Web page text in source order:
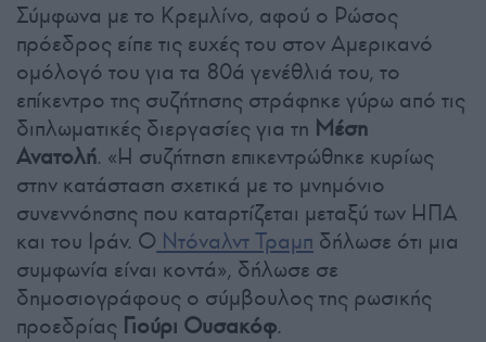
Σύμφωνα με το Κρεμλίνο, αφού ο Ρώσος
πρόεδρος είπε τις ευχές του στον Αμερικανό
ομόλογό του για τα 80ά γενέθλιά του, το
επίκεντρο της συζήτησης στράφηκε γύρω από τις
διπλωματικές διεργασίες για τη Μέση
Ανατολή. «Η συζήτηση επικεντρώθηκε κυρίως
στην κατάσταση σχετικά με το μνημόνιο
συνεννόησης που καταρτίζεται μεταξύ των ΗΠΑ
και του Ιράν. Ο Ντόναλντ Τραμπ δήλωσε ότι μια
συμφωνία είναι κοντά», δήλωσε σε
δημοσιογράφους ο σύμβουλος της ρωσικής
προεδρίας Γιούρι Ουσακόφ.